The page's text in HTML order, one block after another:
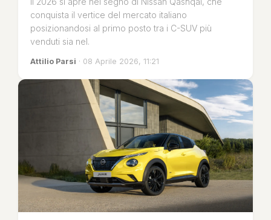
conquista il vertice del mercato italiano
posizionandosi al primo posto tra i C-SUV più
venduti sia nel.
Attilio Parsi · 08 Aprile 2026, 11:21